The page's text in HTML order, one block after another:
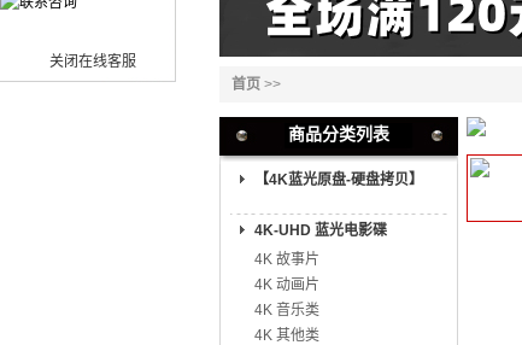
关闭在线客服
首页 >>
商品分类列表
【4K蓝光原盘-硬盘拷贝】
4K-UHD 蓝光电影碟
4K 故事片
4K 动画片
4K 音乐类
4K 其他类